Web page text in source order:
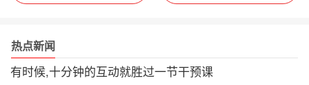
吹草动就容易被影响，被事物所吸引。
这一类的孩子需要我们大量的给到他们对应的一些激
热点新闻
有时候,十分钟的互动就胜过一节干预课